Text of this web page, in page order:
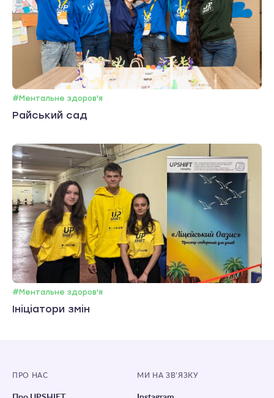
#Ментальне здоров'я
Райський сад
#Ментальне здоров'я
Ініціатори змін
ПРО НАС МИ НА ЗВ’ЯЗКУ